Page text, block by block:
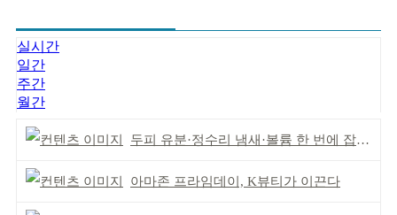
실시간
일간
주간
월간
두피 유분·정수리 냄새·볼륨 한 번에 잡는다
아마존 프라임데이, K뷰티가 이끈다